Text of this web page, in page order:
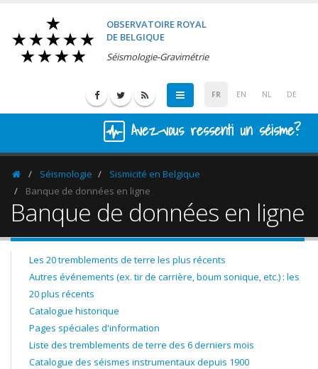
OBSERVATOIRE ROYAL
DE BELGIQUE
Séismologie-Gravimétrie
FR EN NL DE
Avez-vous ressenti un séisme?
HomepageSéismologie
Sismicité en Belgique
Banque de données en ligne
Banque de données en ligne
Les 20 tremblements de terre les plus récents
Autres événements (ex. tir de carrière, boum sonique, etc.) : les
20 plus récents
Catalogue historique
Pages spéciales d'information
Liste des tremblements de terre des 6 derniers mois
Catalogue des séismes instrumentaux depuis 1900